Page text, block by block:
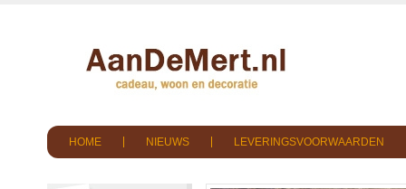
HOME NIEUWS LEVERINGSVOORWAARDEN